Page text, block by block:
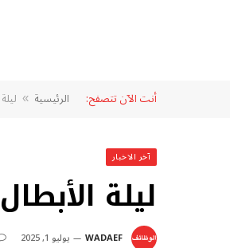
أنت الآن تتصفح: الرئيسية »
آخر الاخبار
ليلة
WADAEF يوليو 1, 2025